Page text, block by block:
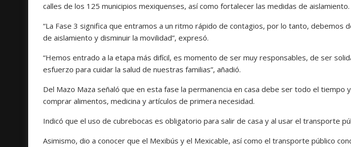
calles de los 125 municipios mexiquenses, así como fortalecer las medidas de aislamiento.
“La Fase 3 significa que entramos a un ritmo rápido de contagios, por lo tanto, debemos
de aislamiento y disminuir la movilidad”, expresó.
“Hemos entrado a la etapa más difícil, es momento de ser muy responsables, de ser
esfuerzo para cuidar la salud de nuestras familias”, añadió.
Del Mazo Maza señaló que en esta fase la permanencia en casa debe ser todo el tiempo
comprar alimentos, medicina y artículos de primera necesidad.
Indicó que el uso de cubrebocas es obligatorio para salir de casa y al usar el transporte
Asimismo, dio a conocer que el Mexibús y el Mexicable, así como el transporte público